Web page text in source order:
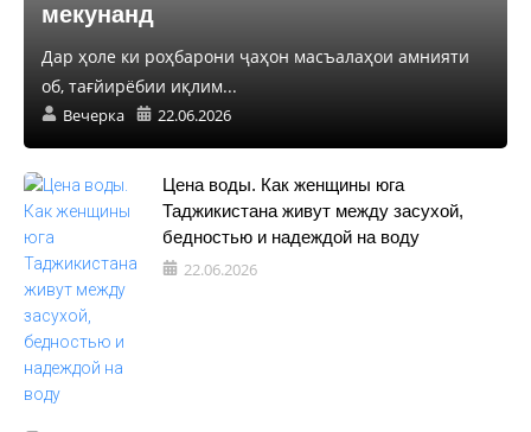
мекунанд
Дар ҳоле ки роҳбарони ҷаҳон масъалаҳои амнияти
об, тағйирёбии иқлим...
Вечерка 22.06.2026
Цена воды. Как женщины юга
Таджикистана живут между засухой,
бедностью и надеждой на воду
22.06.2026